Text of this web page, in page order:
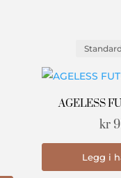
AGELESS
kr
Legg i